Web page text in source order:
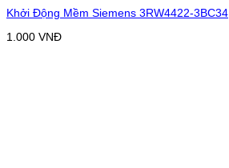
Khởi Động Mềm Siemens 3RW4422-3BC34
1.000 VNĐ